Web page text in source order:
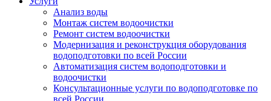
Анализ воды
Монтаж систем водоочистки
Ремонт систем водоочистки
Модернизация и реконструкция оборудования
водоподготовки по всей России
Автоматизация систем водоподготовки и
водоочистки
Консультационные услуги по водоподготовке по
всей России